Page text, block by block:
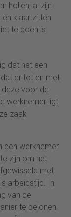
hollen, al zijn
en klaar zitten
te doen is.
dat het een
er tot en met
voor de
werknemer ligt
zaak
een werknemer
zijn om het
met
arbeidstijd. In
van de
te belonen.